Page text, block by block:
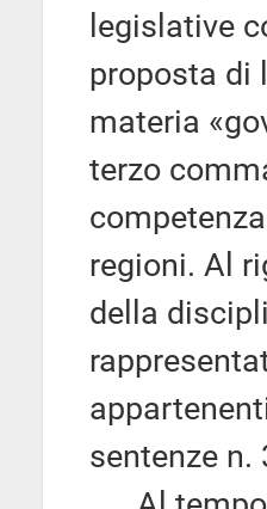
legislative
proposta di
materia
terzo
regioni. Al
della
sentenze n.